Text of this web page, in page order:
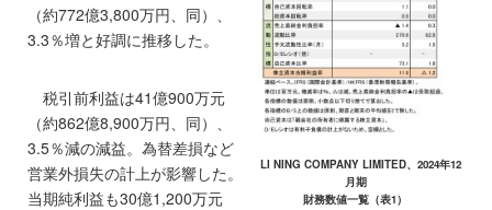
LI NING COMPANY LIMITED、2024年12
月期
財務数値一覧（表1）
（約772億3,800万円、同）、
3.3％増と好調に推移した。
税引前利益は41億900万元
（約862億8,900万円、同）、
3.5％減の減益。為替差損など
営業外損失の計上が影響した。
当期純利益も30億1,200万元